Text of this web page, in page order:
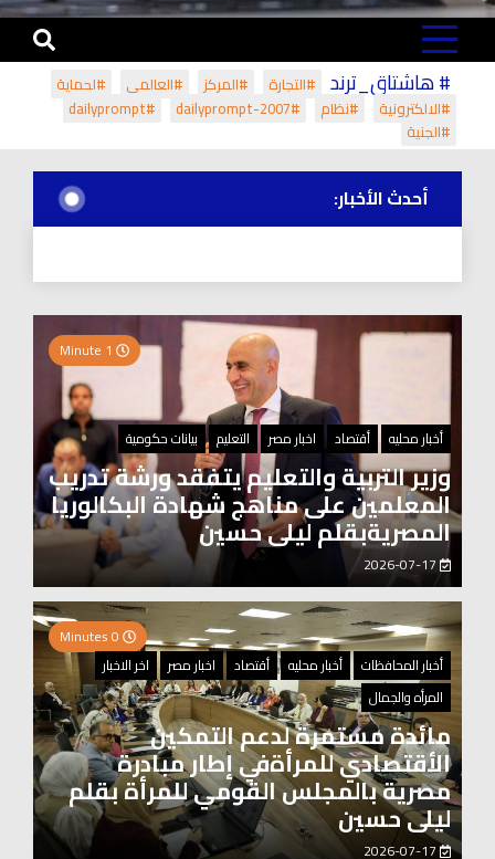
# هاشتاق_ترند #التجارة #المركز #العالمي
#لحماية
#الالكترونية
#نظام #dailyprompt-2007
#dailyprompt
#الجنية
أحدث الأخبار:
أخبار محليه أقتصاد اخبار مصر التعليم بيانات حكومية
وزير التربية والتعليم يتفقد ورشة تدريب
المعلمين على مناهج شهادة البكالوريا
المصريةبقلم ليلى حسين
أخبار المحافظات
أخبار محليه أقتصاد اخبار مصر
اخر الاخبار
المرأه والجمال
مائدة مستمرة لدعم التمكين
الأقتصادي للمرأةفي إطار مبادرة
مصرية بالمجلس القومي للمرأة بقلم
ليلى حسين
2026-07-17